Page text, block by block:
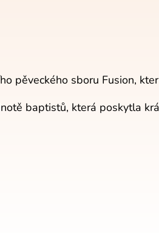
pěveckého sboru Fusion,
baptistů, která poskytla